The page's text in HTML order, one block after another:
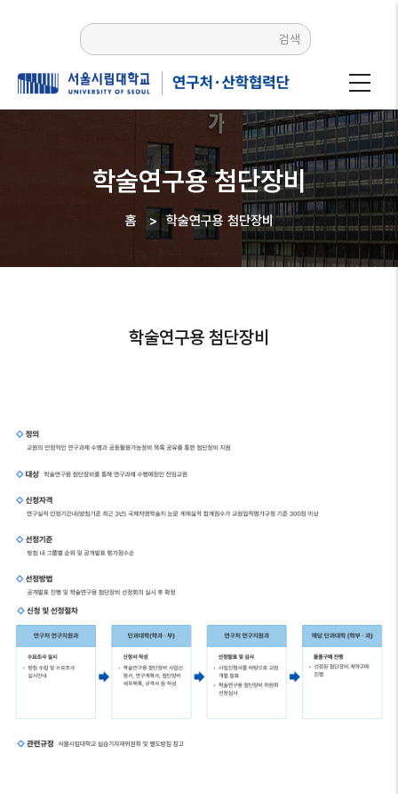
검색
학술연구용 첨단장비
이동
경로
홈 > 학술연구용 첨단장비
학술연구용 첨단장비